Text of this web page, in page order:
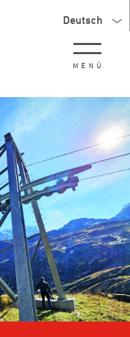
Deutsch
MENÜ